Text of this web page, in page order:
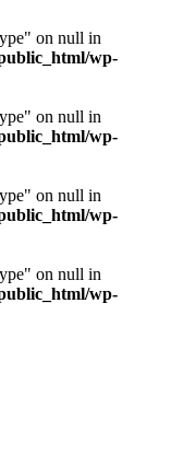
on null in
wp-
on null in
wp-
on null in
wp-
on null in
wp-